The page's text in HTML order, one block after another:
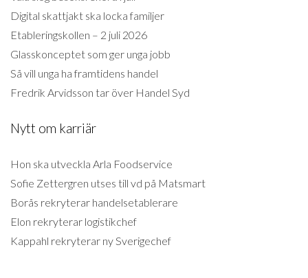
Digital skattjakt ska locka familjer
Etableringskollen – 2 juli 2026
Glasskonceptet som ger unga jobb
Så vill unga ha framtidens handel
Fredrik Arvidsson tar över Handel Syd
Nytt om karriär
Hon ska utveckla Arla Foodservice
Sofie Zettergren utses till vd på Matsmart
Borås rekryterar handelsetablerare
Elon rekryterar logistikchef
Kappahl rekryterar ny Sverigechef